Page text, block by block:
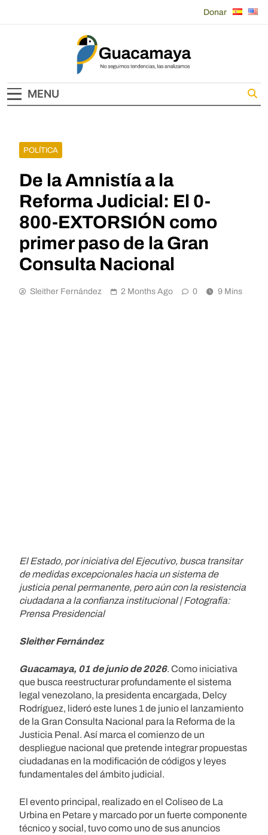
Donar
Guacamaya
MENU
POLÍTICA
De la Amnistía a la
Reforma Judicial: El 0-
800-EXTORSIÓN como
primer paso de la Gran
Consulta Nacional
Sleither Fernández 2 Months Ago 0 9 Mins
El Estado, por iniciativa del Ejecutivo, busca transitar
de medidas excepcionales hacia un sistema de
justicia penal permanente, pero aún con la resistencia
ciudadana a la confianza institucional | Fotografía:
Prensa Presidencial
Sleither Fernández
Guacamaya, 01 de junio de 2026. Como iniciativa
que busca reestructurar profundamente el sistema
legal venezolano, la presidenta encargada, Delcy
Rodríguez, lideró este lunes 1 de junio el lanzamiento
de la Gran Consulta Nacional para la Reforma de la
Justicia Penal. Así marca el comienzo de un
despliegue nacional que pretende integrar propuestas
ciudadanas en la modificación de códigos y leyes
fundamentales del ámbito judicial.
El evento principal, realizado en el Coliseo de La
Urbina en Petare y marcado por un fuerte componente
técnico y social, tuvo como uno de sus anuncios